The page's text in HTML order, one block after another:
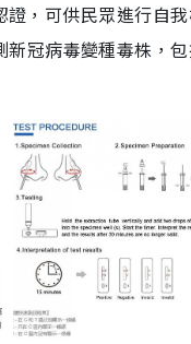
，可供民眾進行自
冠病毒變種毒株，